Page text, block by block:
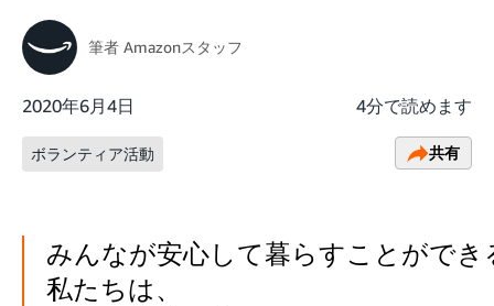
筆者 Amazonスタッフ
2020年6月4日 4分で読めます
ボランティア活動 共有
みんなが安心して暮らすことができ
私たちは、